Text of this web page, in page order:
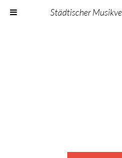
Städtischer